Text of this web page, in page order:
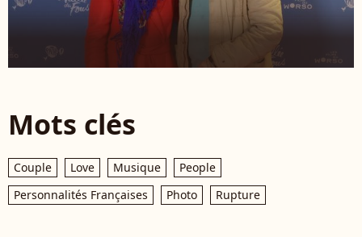
Mots clés
Couple Love Musique
People
Personnalités Françaises
Photo Rupture